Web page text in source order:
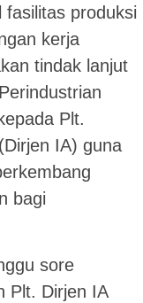
fasilitas produksi
kerja
tindak lanjut
Plt.
IA) guna
bagi
sore
Plt. Dirjen IA